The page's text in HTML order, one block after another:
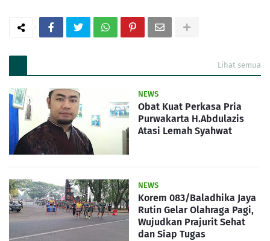
Lihat semua
NEWS
Obat Kuat Perkasa Pria
Purwakarta H.Abdulazis
Atasi Lemah Syahwat
NEWS
Korem 083/Baladhika Jaya
Rutin Gelar Olahraga Pagi,
Wujudkan Prajurit Sehat
dan Siap Tugas